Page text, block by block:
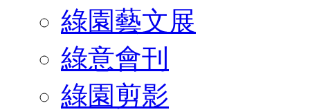
綠園藝文展
綠意會刊
綠園剪影